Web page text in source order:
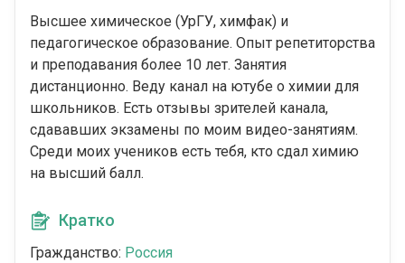
Высшее химическое (УрГУ, химфак) и
педагогическое образование. Опыт репетиторства
и преподавания более 10 лет. Занятия
дистанционно. Веду канал на ютубе о химии для
школьников. Есть отзывы зрителей канала,
сдававших экзамены по моим видео-занятиям.
Среди моих учеников есть тебя, кто сдал химию
на высший балл.
Кратко
Гражданство: Россия